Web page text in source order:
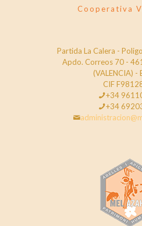
Cooperativa
Partida La Calera -
Apdo. Correos 70 -
(VALENCIA) -
CIF
+34
+34